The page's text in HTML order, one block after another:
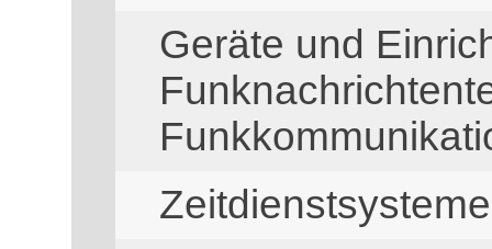
Geräte und